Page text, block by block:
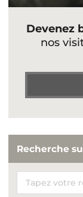
Devenez
nos
Recherche